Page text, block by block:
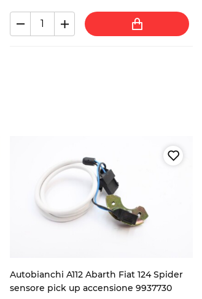
Autobianchi A112 Abarth Fiat 124 Spider
sensore pick up accensione 9937730